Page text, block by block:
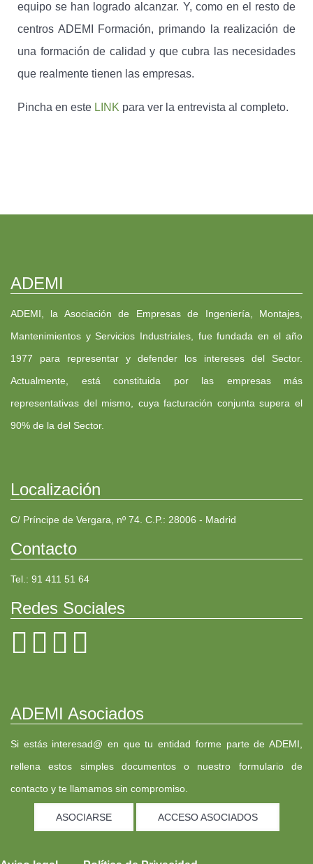
equipo se han logrado alcanzar. Y, como en el resto de
centros ADEMI Formación, primando la realización de
una formación de calidad y que cubra las necesidades
que realmente tienen las empresas.
Pincha en este LINK para ver la entrevista al completo.
ADEMI
ADEMI, la Asociación de Empresas de Ingeniería, Montajes,
Mantenimientos y Servicios Industriales, fue fundada en el año
1977 para representar y defender los intereses del Sector.
Actualmente, está constituida por las empresas más
representativas del mismo, cuya facturación conjunta supera el
90% de la del Sector.
Localización
C/ Príncipe de Vergara, nº 74. C.P.: 28006 - Madrid
Contacto
Tel.: 91 411 51 64
Redes Sociales
ADEMI Asociados
Si estás interesad@ en que tu entidad forme parte de ADEMI,
rellena estos simples documentos o nuestro formulario de
contacto y te llamamos sin compromiso.
ASOCIARSE ACCESO ASOCIADOS